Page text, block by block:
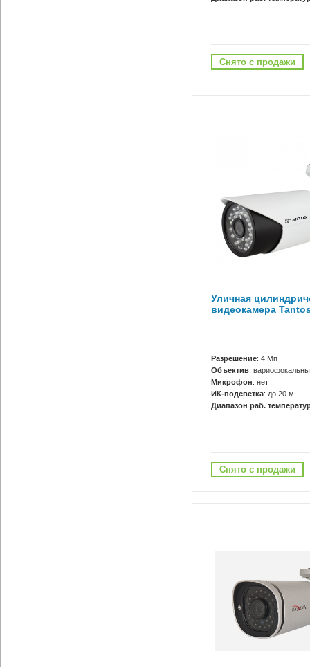
Снято с продажи
Уличная
видеокамера
Разрешение: 4 Мп
Объектив:
Микрофон: нет
ИК-подсветка: до 20 м
Диапазон раб.
Снято с продажи